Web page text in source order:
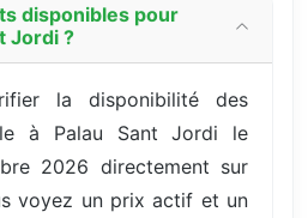
disponibles pour
Jordi ?
la disponibilité des
à Palau Sant Jordi le
2026 directement sur
voyez un prix actif et un